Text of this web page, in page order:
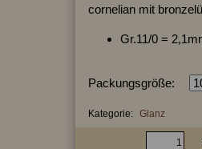
cornelian mit
Gr.11/0 =
Packungsgröße:
Kategorie: Glanz